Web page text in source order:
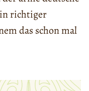
richtiger
das schon mal